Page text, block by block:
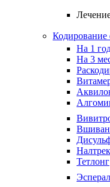
Кодирование
На 1
На 3
Тетлонг